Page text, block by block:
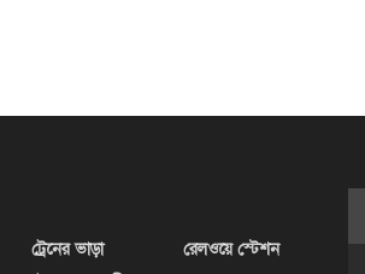
ট্রেনের ভাড়া
রেলওয়ে স্টেশন